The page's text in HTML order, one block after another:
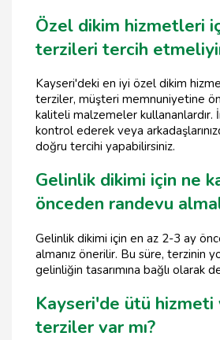
Özel dikim hizmetleri
terzileri tercih
Kayseri'deki en iyi özel dikim
terziler, müşteri memnuniyetine
kaliteli malzemeler kullananlardır.
kontrol ederek veya
doğru tercihi yapabilirsiniz.
Gelinlik dikimi için ne
önceden randevu
Gelinlik dikimi için en az 2-3 ay
almanız önerilir. Bu süre, terzinin
gelinliğin tasarımına bağlı olarak
Kayseri'de ütü hizmeti
terziler var mı?